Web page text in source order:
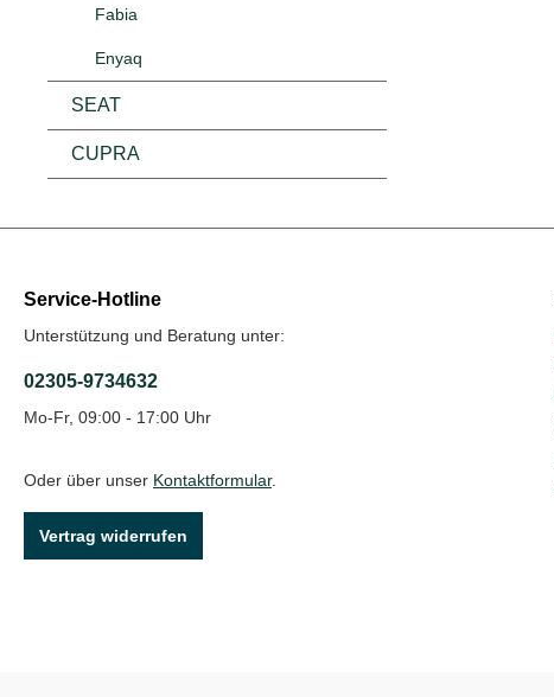
Fabia
Enyaq
SEAT
CUPRA
Service-Hotline
Unterstützung und Beratung unter:
02305-9734632
Mo-Fr, 09:00 - 17:00 Uhr
Oder über unser Kontaktformular.
Vertrag widerrufen